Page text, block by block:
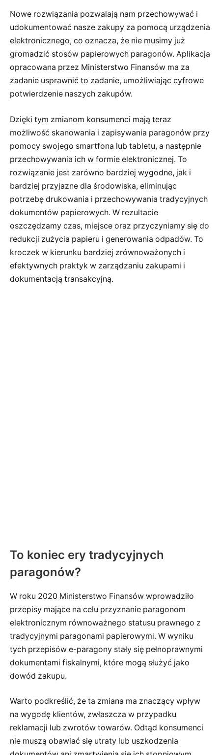
Nowe rozwiązania pozwalają nam przechowywać i
udokumentować nasze zakupy za pomocą urządzenia
elektronicznego, co oznacza, że nie musimy już
gromadzić stosów papierowych paragonów. Aplikacja
opracowana przez Ministerstwo Finansów ma za
zadanie usprawnić to zadanie, umożliwiając cyfrowe
potwierdzenie naszych zakupów.
Dzięki tym zmianom konsumenci mają teraz
możliwość skanowania i zapisywania paragonów przy
pomocy swojego smartfona lub tabletu, a następnie
przechowywania ich w formie elektronicznej. To
rozwiązanie jest zarówno bardziej wygodne, jak i
bardziej przyjazne dla środowiska, eliminując
potrzebę drukowania i przechowywania tradycyjnych
dokumentów papierowych. W rezultacie
oszczędzamy czas, miejsce oraz przyczyniamy się do
redukcji zużycia papieru i generowania odpadów. To
kroczek w kierunku bardziej zrównoważonych i
efektywnych praktyk w zarządzaniu zakupami i
dokumentacją transakcyjną.
To koniec ery tradycyjnych
paragonów?
W roku 2020 Ministerstwo Finansów wprowadziło
przepisy mające na celu przyznanie paragonom
elektronicznym równoważnego statusu prawnego z
tradycyjnymi paragonami papierowymi. W wyniku
tych przepisów e-paragony stały się pełnoprawnymi
dokumentami fiskalnymi, które mogą służyć jako
dowód zakupu.
Warto podkreślić, że ta zmiana ma znaczący wpływ
na wygodę klientów, zwłaszcza w przypadku
reklamacji lub zwrotów towarów. Odtąd konsumenci
nie muszą obawiać się utraty lub uszkodzenia